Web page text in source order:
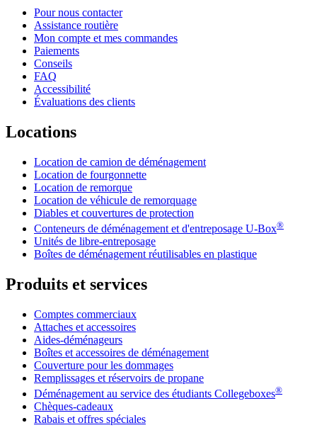
Pour nous contacter
Assistance routière
Mon compte et mes commandes
Paiements
Conseils
FAQ
Accessibilité
Évaluations des clients
Locations
Location de camion de déménagement
Location de fourgonnette
Location de remorque
Location de véhicule de remorquage
Diables et couvertures de protection
Conteneurs de déménagement et d'entreposage U-Box®
Unités de libre-entreposage
Boîtes de déménagement réutilisables en plastique
Produits et services
Comptes commerciaux
Attaches et accessoires
Aides-déménageurs
Boîtes et accessoires de déménagement
Couverture pour les dommages
Remplissages et réservoirs de propane
Déménagement au service des étudiants Collegeboxes®
Chèques-cadeaux
Rabais et offres spéciales